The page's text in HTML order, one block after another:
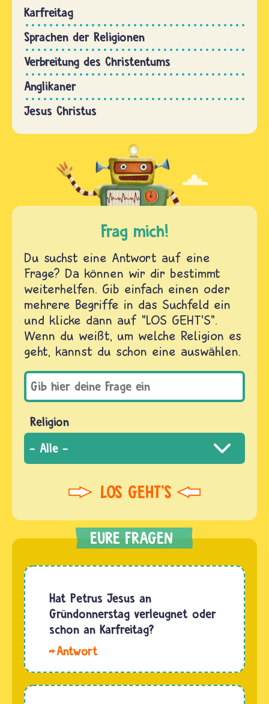
Karfreitag
Sprachen der Religionen
Verbreitung des Christentums
Anglikaner
Jesus Christus
Frag mich!
Du suchst eine Antwort auf eine
Frage? Da können wir dir bestimmt
weiterhelfen. Gib einfach einen oder
mehrere Begriffe in das Suchfeld ein
und klicke dann auf "LOS GEHT'S".
Wenn du weißt, um welche Religion es
geht, kannst du schon eine auswählen.
Religion
Hat Petrus Jesus an
Gründonnerstag verleugnet oder
schon an Karfreitag?
der Bibel